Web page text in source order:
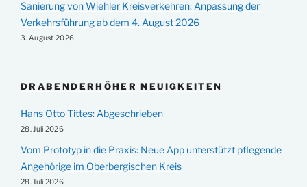
Sanierung von Wiehler Kreisverkehren: Anpassung der
Verkehrsführung ab dem 4. August 2026
3. August 2026
DRABENDERHÖHER NEUIGKEITEN
Hans Otto Tittes: Abgeschrieben
28. Juli 2026
Vom Prototyp in die Praxis: Neue App unterstützt pflegende
Angehörige im Oberbergischen Kreis
28. Juli 2026